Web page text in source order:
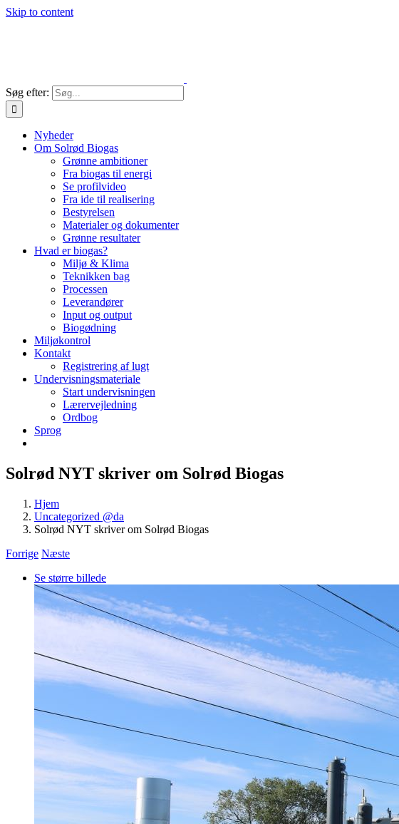
Skip to content
Søg efter:
Nyheder
Om Solrød Biogas
Grønne ambitioner
Fra biogas til energi
Se profilvideo
Fra ide til realisering
Bestyrelsen
Materialer og dokumenter
Grønne resultater
Hvad er biogas?
Miljø & Klima
Teknikken bag
Processen
Leverandører
Input og output
Biogødning
Miljøkontrol
Kontakt
Registrering af lugt
Undervisningsmateriale
Start undervisningen
Lærervejledning
Ordbog
Sprog
Solrød NYT skriver om Solrød Biogas
Hjem
Uncategorized @da
Solrød NYT skriver om Solrød Biogas
Forrige Næste
Se større billede